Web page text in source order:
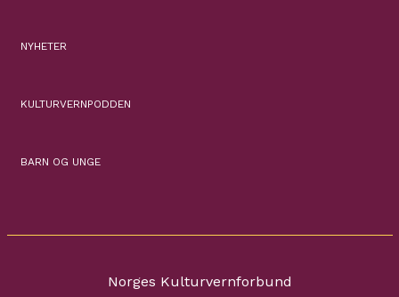
NYHETER
KULTURVERNPODDEN
BARN OG UNGE
Norges Kulturvernforbund